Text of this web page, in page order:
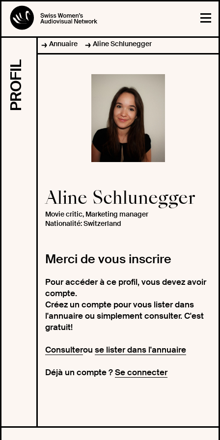
Annuaire Aline Schlunegger
PROFIL
Aline Schlunegger
Movie critic, Marketing manager
Nationalité: Switzerland
Merci de vous inscrire
Pour accéder à ce profil, vous devez avoir
compte.
Créez un compte pour vous lister dans
l'annuaire ou simplement consulter. C'est
gratuit!
Consulterou se lister dans l'annuaire
Déjà un compte ?Se connecter